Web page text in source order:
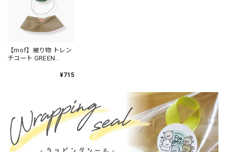
【mof】被り物 トレン
チコート GREEN
¥715